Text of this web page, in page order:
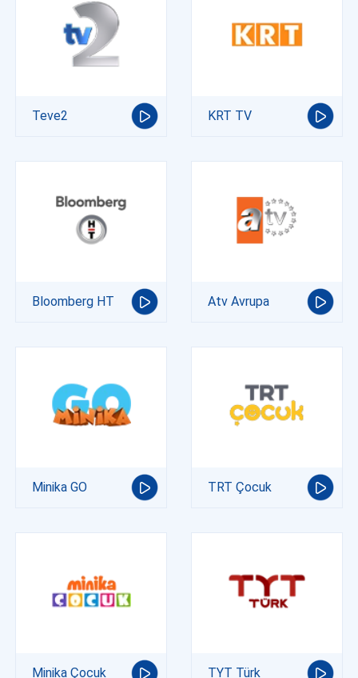
Teve2 KRT TV
Bloomberg HT Atv Avrupa
Minika GO TRT Çocuk
Minika Çocuk TYT Türk